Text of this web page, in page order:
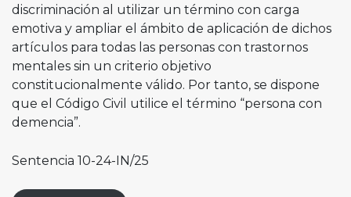
discriminación al utilizar un término con carga
emotiva y ampliar el ámbito de aplicación de dichos
artículos para todas las personas con trastornos
mentales sin un criterio objetivo
constitucionalmente válido. Por tanto, se dispone
que el Código Civil utilice el término “persona con
demencia”.
Sentencia 10-24-IN/25